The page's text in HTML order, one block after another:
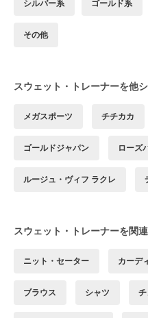
シルバー系 ゴールド系
その他
スウェット・トレーナーを他
メガスポーツ チチカカ
ゴールドジャパン ローズ
ルージュ・ヴィフ ラクレ
スウェット・トレーナーを関
ニット・セーター カーデ
ブラウス シャツ